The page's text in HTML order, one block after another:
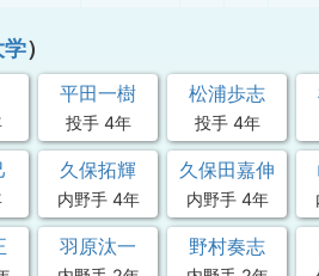
学）
平田一樹
投手 4年
松浦歩志
投手 4年
久保拓輝
内野手 4年
久保田嘉伸
内野手 4年
羽原汰一 野村奏志